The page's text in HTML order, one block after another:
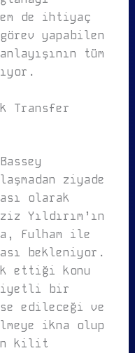
de ihtiyaç
yapabilen
tüm
Transfer
ziyade
olarak
Yıldırım’ın
Fulham ile
bekleniyor.
ettiği konu
bir
edileceği ve
ikna olup
kilit